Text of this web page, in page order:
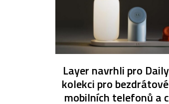
Layer navrhli pro
kolekci pro
mobilních telefonů a